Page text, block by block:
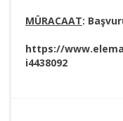
MÜRACAAT:
https://
i4438092